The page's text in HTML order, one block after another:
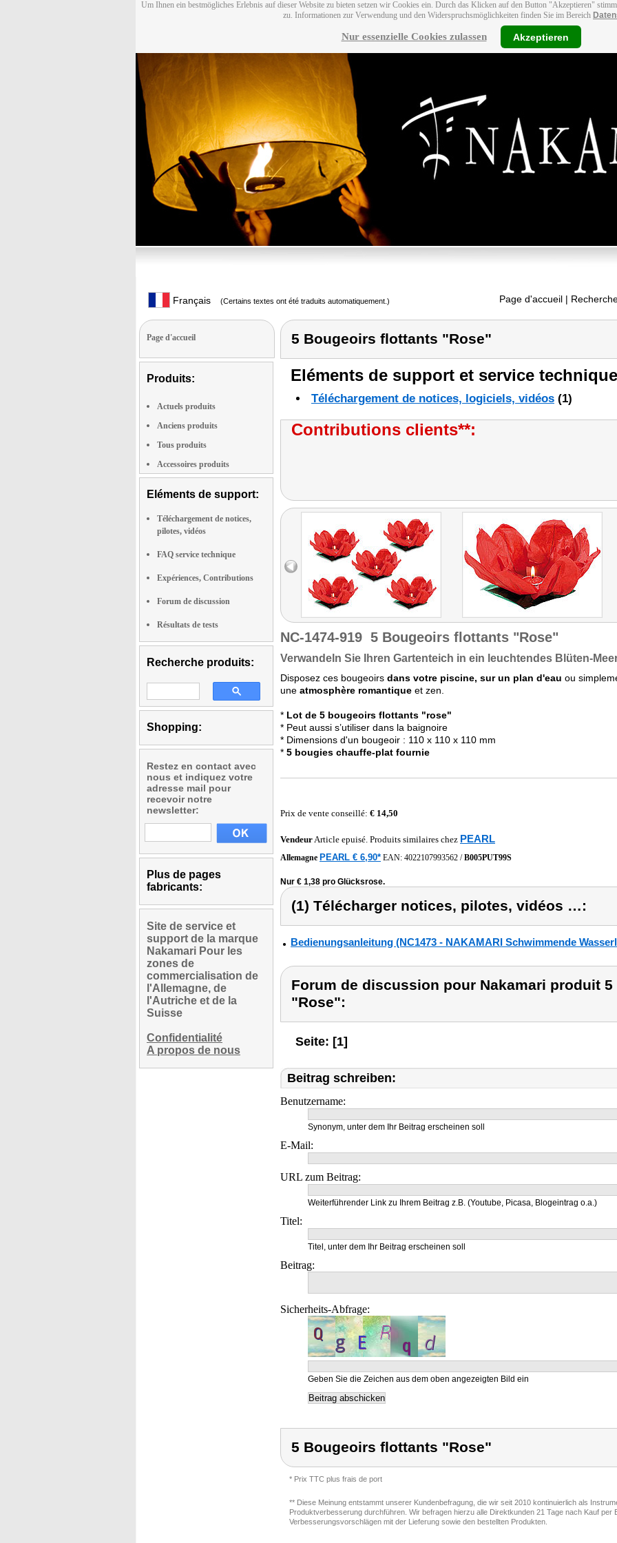
Um Ihnen ein bestmögliches Erlebnis auf dieser Website zu bieten setzen wir Cookies ein. Durch das Klicken auf den Button "Akzeptieren"
zu. Informationen zur Verwendung und den Widerspruchsmöglichkeiten finden Sie im Bereich
Nur essenzielle Cookies zulassen Akzeptieren
Français (Certains textes ont été traduits automatiquement.) Page d'accueil |
Page d'accueil
Produits:
Actuels produits
Anciens produits
Tous produits
Accessoires produits
Eléments de support:
Téléchargement de notices,
pilotes, vidéos
FAQ service technique
Expériences, Contributions
Forum de discussion
Résultats de tests
Recherche produits:
Shopping:
Restez en contact avec
nous et indiquez votre
adresse mail pour
recevoir notre
newsletter:
Plus de pages
fabricants:
Site de service et
support de la marque
Nakamari Pour les
zones de
commercialisation de
l'Allemagne, de
l'Autriche et de la
Suisse
Confidentialité
A propos de nous
5 Bougeoirs flottants "Rose"
Eléments de support et service
Téléchargement de notices, logiciels, vidéos (1)
Contributions clients**:
NC-1474-919 5 Bougeoirs flottants "Rose"
Verwandeln Sie Ihren Gartenteich in ein leuchtendes Blüten-
Disposez ces bougeoirs dans votre piscine, sur un plan d'eau ou
une atmosphère romantique et zen.
* Lot de 5 bougeoirs flottants "rose"
* Peut aussi s’utiliser dans la baignoire
* Dimensions d'un bougeoir : 110 x 110 x 110 mm
* 5 bougies chauffe-plat fournie
Prix de vente conseillé: € 14,50
VendeurArticle epuisé. Produits similaires chez PEARL
Allemagne PEARL € 6,90* EAN: 4022107993562 /B005PUT99S
Nur € 1,38 pro Glücksrose.
(1) Télécharger notices, pilotes, vidéos …:
Bedienungsanleitung (NC1473 - NAKAMARI Schwimmende
Forum de discussion pour Nakamari produit
"Rose":
Seite: [1]
Beitrag schreiben:
Benutzername:
Synonym, unter dem Ihr Beitrag erscheinen soll
E-Mail:
URL zum Beitrag:
Weiterführender Link zu Ihrem Beitrag z.B. (Youtube, Picasa, Blogeintrag o.a.)
Titel:
Titel, unter dem Ihr Beitrag erscheinen soll
Beitrag:
Sicherheits-Abfrage:
Geben Sie die Zeichen aus dem oben angezeigten Bild ein
5 Bougeoirs flottants "Rose"
* Prix TTC plus frais de port
** Diese Meinung entstammt unserer Kundenbefragung, die wir seit 2010 kontinuierlich als
Produktverbesserung durchführen. Wir befragen hierzu alle Direktkunden 21 Tage nach Kauf per
Verbesserungsvorschlägen mit der Lieferung sowie den bestellten Produkten.